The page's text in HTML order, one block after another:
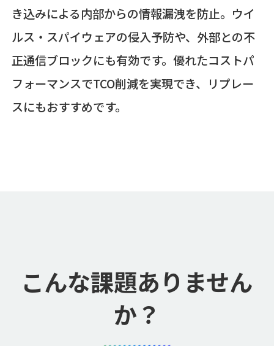
き込みによる内部からの情報漏洩を防止。ウイ
ルス・スパイウェアの侵入予防や、外部との不
正通信ブロックにも有効です。優れたコストパ
フォーマンスでTCO削減を実現でき、リプレー
スにもおすすめです。
こんな課題ありません
か？